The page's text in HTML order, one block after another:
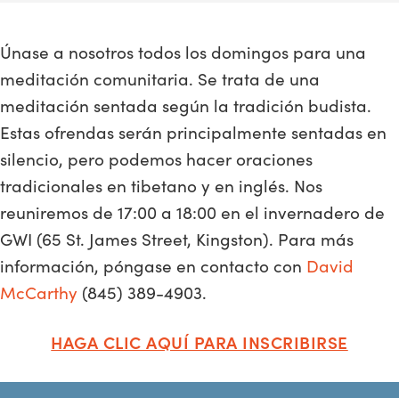
Únase a nosotros todos los domingos para una
meditación comunitaria. Se trata de una
meditación sentada según la tradición budista.
Estas ofrendas serán principalmente sentadas en
silencio, pero podemos hacer oraciones
tradicionales en tibetano y en inglés. Nos
reuniremos de 17:00 a 18:00 en el invernadero de
GWI (65 St. James Street, Kingston). Para más
información, póngase en contacto con David
McCarthy (845) 389-4903.
HAGA CLIC AQUÍ PARA INSCRIBIRSE